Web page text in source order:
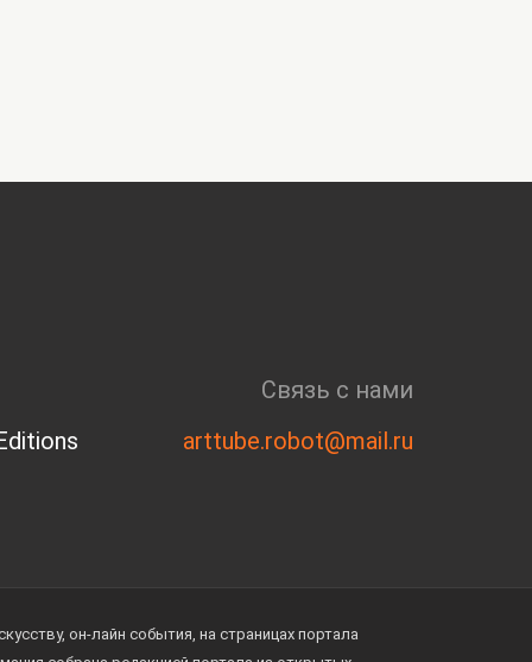
Связь с нами
arttube.robot@mail.ru
он-лайн события, на страницах портала